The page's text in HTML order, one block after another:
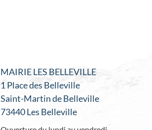
MAIRIE LES BELLEVILLE
1 Place des Belleville
Saint-Martin de Belleville
73440 Les Belleville